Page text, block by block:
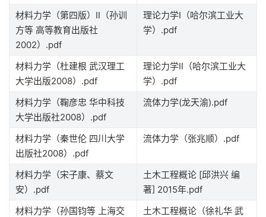
材料力学（第四版）Ⅱ（孙训
方等 高等教育出版社
2002）.pdf
理论力学I（哈尔滨工业大
学）.pdf
材料力学（杜建根 武汉理工
大学出版2008）.pdf
理论力学II（哈尔滨工业大
学）.pdf
材料力学（鞠彦忠 华中科技
大学出版社2008）.pdf
流体力学(龙天渝).pdf
材料力学（秦世伦 四川大学
出版社2008）.pdf
流体力学（张兆顺）.pdf
材料力学（宋子康、蔡文
安）.pdf
土木工程概论 [邱洪兴 编
著] 2015年.pdf
材料力学（孙国钧等 上海交
土木工程概论（徐礼华 武